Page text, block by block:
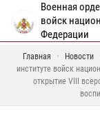
Военная
войск
Федерации
Главная Новости
институте войск
открытие VIII